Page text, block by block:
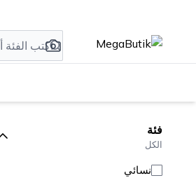
فئة
الكل
نسائي